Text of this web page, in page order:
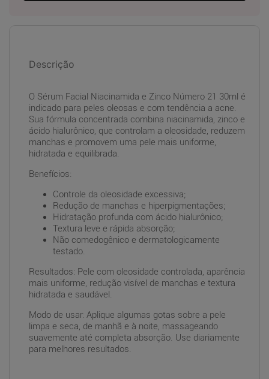
Descrição
O Sérum Facial Niacinamida e Zinco Número 21 30ml é
indicado para peles oleosas e com tendência a acne.
Sua fórmula concentrada combina niacinamida, zinco e
ácido hialurônico, que controlam a oleosidade, reduzem
manchas e promovem uma pele mais uniforme,
hidratada e equilibrada.
Benefícios:
Controle da oleosidade excessiva;
Redução de manchas e hiperpigmentações;
Hidratação profunda com ácido hialurônico;
Textura leve e rápida absorção;
Não comedogênico e dermatologicamente
testado.
Resultados: Pele com oleosidade controlada, aparência
mais uniforme, redução visível de manchas e textura
hidratada e saudável.
Modo de usar: Aplique algumas gotas sobre a pele
limpa e seca, de manhã e à noite, massageando
suavemente até completa absorção. Use diariamente
para melhores resultados.